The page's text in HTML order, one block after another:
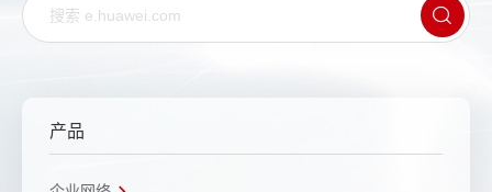
产品